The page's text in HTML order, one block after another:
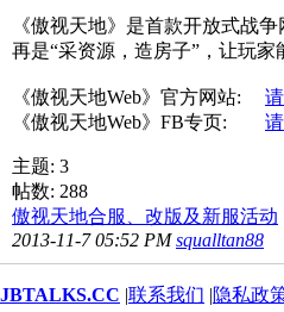
《傲视天地》是首款开放式战
再是“采资源，造房子”，让玩
《傲视天地Web》官方网站:
《傲视天地Web》FB专页:
主题: 3
帖数: 288
傲视天地合服、改版及新服活动
2013-11-7 05:52 PMsqualltan88
JBTALKS.CC |联系我们 |隐私政